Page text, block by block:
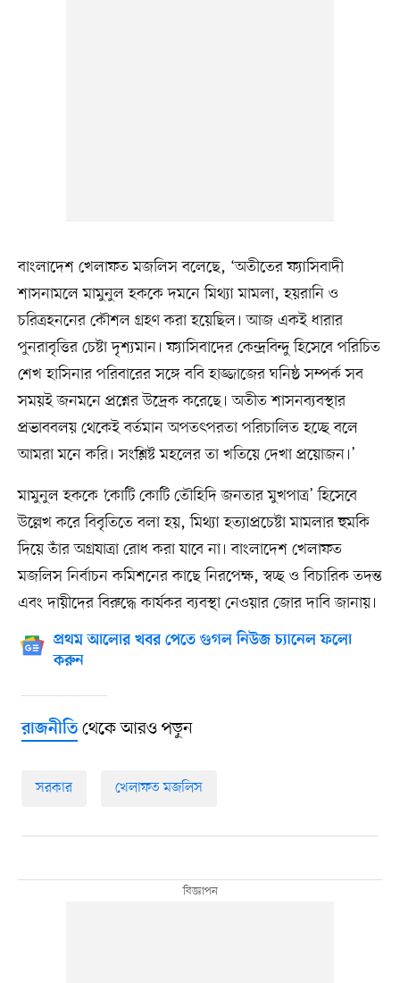
বাংলাদেশ খেলাফত মজলিস বলেছে, ‘অতীতের ফ্যাসিবাদী
শাসনামলে মামুনুল হককে দমনে মিথ্যা মামলা, হয়রানি ও
চরিত্রহননের কৌশল গ্রহণ করা হয়েছিল। আজ একই ধারার
পুনরাবৃত্তির চেষ্টা দৃশ্যমান। ফ্যাসিবাদের কেন্দ্রবিন্দু হিসেবে পরিচিত
শেখ হাসিনার পরিবারের সঙ্গে ববি হাজ্জাজের ঘনিষ্ঠ সম্পর্ক সব
সময়ই জনমনে প্রশ্নের উদ্রেক করেছে। অতীত শাসনব্যবস্থার
প্রভাববলয় থেকেই বর্তমান অপতৎপরতা পরিচালিত হচ্ছে বলে
আমরা মনে করি। সংশ্লিষ্ট মহলের তা খতিয়ে দেখা প্রয়োজন।’
মামুনুল হককে ‘কোটি কোটি তৌহিদি জনতার মুখপাত্র’ হিসেবে
উল্লেখ করে বিবৃতিতে বলা হয়, মিথ্যা হত্যাপ্রচেষ্টা মামলার হুমকি
দিয়ে তাঁর অগ্রযাত্রা রোধ করা যাবে না। বাংলাদেশ খেলাফত
মজলিস নির্বাচন কমিশনের কাছে নিরপেক্ষ, স্বচ্ছ ও বিচারিক তদন্ত
এবং দায়ীদের বিরুদ্ধে কার্যকর ব্যবস্থা নেওয়ার জোর দাবি জানায়।
প্রথম আলোর খবর পেতে গুগল নিউজ চ্যানেল ফলো
করুন
রাজনীতিথেকে আরও পড়ুন
সরকার খেলাফত মজলিস